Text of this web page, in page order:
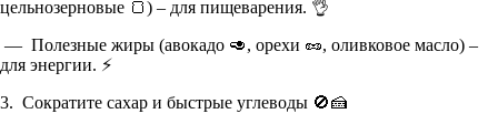
цельнозерновые 🍞) – для пищеварения. 👌
— Полезные жиры (авокадо 🥑, орехи 🥜, оливковое масло) –
для энергии. ⚡
3. Сократите сахар и быстрые углеводы 🚫🍰